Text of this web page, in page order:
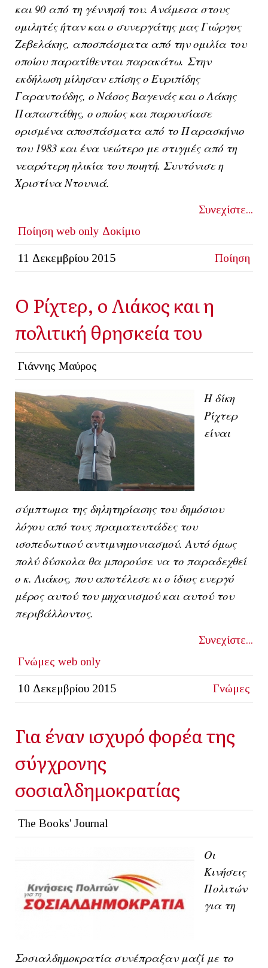
και 90 από τη γέννησή του. Ανάμεσα στους
ομιλητές ήταν και ο συνεργάτης μας Γιώργος
Ζεβελάκης, αποσπάσματα από την ομιλία του
οποίου παρατίθενται παρακάτω. Στην
εκδήλωση μίλησαν επίσης ο Ευριπίδης
Γαραντούδης, ο Νάσος Βαγενάς και ο Λάκης
Παπαστάθης, ο οποίος και παρουσίασε
ορισμένα αποσπάσματα από το Παρασκήνιο
του 1983 και ένα νεώτερο με στιγμές από τη
νεαρότερη ηλικία του ποιητή. Συντόνισε η
Χριστίνα Ντουνιά.
Συνεχίστε...
Ποίηση web only Δοκίμιο
11 Δεκεμβρίου 2015 Ποίηση
Ο Ρίχτερ, ο Λιάκος και η
πολιτική θρησκεία του
Γιάννης Μαύρος
Η δίκη
Ρίχτερ
είναι
σύμπτωμα της δηλητηρίασης του δημόσιου
λόγου από τους πραματευτάδες του
ισοπεδωτικού αντιμνημονιασμού. Αυτό όμως
πολύ δύσκολα θα μπορούσε να το παραδεχθεί
ο κ. Λιάκος, που αποτέλεσε κι ο ίδιος ενεργό
μέρος αυτού του μηχανισμού και αυτού του
περιβάλλοντος.
Συνεχίστε...
Γνώμες web only
10 Δεκεμβρίου 2015 Γνώμες
Για έναν ισχυρό φορέα της
σύγχρονης
σοσιαλδημοκρατίας
The Books' Journal
Οι
Κινήσεις
Πολιτών
για τη
Σοσιαλδημοκρατία συνέπραξαν μαζί με το